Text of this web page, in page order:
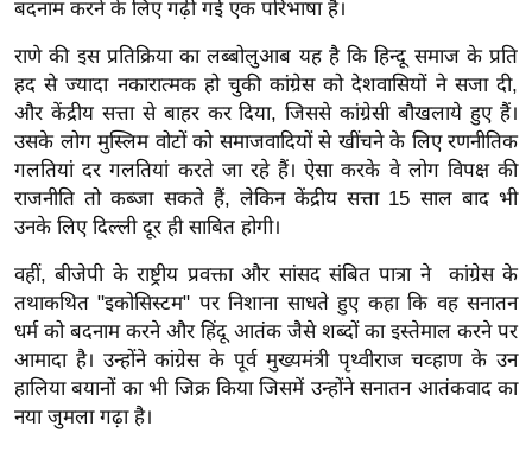
ली
वु
ड
हॉ
ली
वु
फि
ल्म
स
मी
क्षा
बदनाम करने के लिए गढ़ी गई एक परिभाषा है।
राणे की इस प्रतिक्रिया का लब्बोलुआब यह है कि हिन्दू समाज के प्रति
हद से ज्यादा नकारात्मक हो चुकी कांग्रेस को देशवासियों ने सजा दी,
और केंद्रीय सत्ता से बाहर कर दिया, जिससे कांग्रेसी बौखलाये हुए हैं।
उसके लोग मुस्लिम वोटों को समाजवादियों से खींचने के लिए रणनीतिक
गलतियां दर गलतियां करते जा रहे हैं। ऐसा करके वे लोग विपक्ष की
राजनीति तो कब्जा सकते हैं, लेकिन केंद्रीय सत्ता 15 साल बाद भी
उनके लिए दिल्ली दूर ही साबित होगी।
वहीं, बीजेपी के राष्ट्रीय प्रवक्ता और सांसद संबित पात्रा ने कांग्रेस के
तथाकथित "इकोसिस्टम" पर निशाना साधते हुए कहा कि वह सनातन
धर्म को बदनाम करने और हिंदू आतंक जैसे शब्दों का इस्तेमाल करने पर
आमादा है। उन्होंने कांग्रेस के पूर्व मुख्यमंत्री पृथ्वीराज चव्हाण के उन
हालिया बयानों का भी जिक्र किया जिसमें उन्होंने सनातन आतंकवाद का
नया जुमला गढ़ा है।